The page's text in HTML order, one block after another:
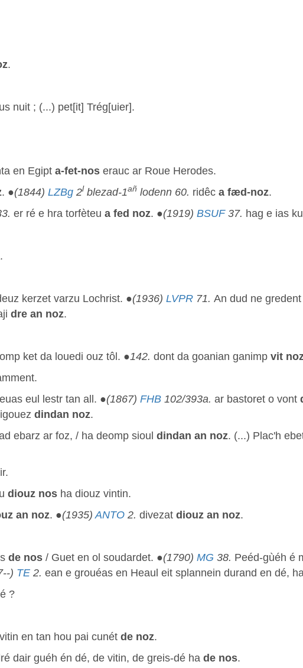
.
nuit ; (...) pet[it] Trég[uier].
en Egipt a-fet-nos erauc ar Roue Herodes.
. ●(1844) LZBg 2l blezad-1añ lodenn 60. ridêc a fæd-noz.
er ré e hra torfèteu a fed noz. ●(1919) BSUF37. hag e ias
kerzet varzu Lochrist. ●(1936) LVPR 71. An dud ne
dre an noz.
ket da louedi ouz tôl. ●142. dont da goanian ganimp vit
eul lestr tan all. ●(1867) FHB 102/393a. ar bastoret o vont
dindan noz.
ebarz ar foz, / ha deomp sioul dindan an noz. (...) Plac'h
diouz nos ha diouz vintin.
an noz. ●(1935)ANTO 2. divezat diouz an noz.
de nos / Guet en ol soudardet. ●(1790) MG 38. Peéd-gùéh é
) TE 2. ean e grouéas en Heaul eit splannein durand en dé,
?
en tan hou pai cunét de noz.
dair guéh én dé, de vitin, de greis-dé ha de nos.